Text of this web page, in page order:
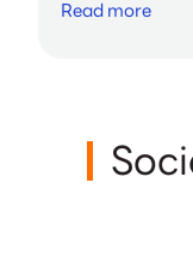
Read more